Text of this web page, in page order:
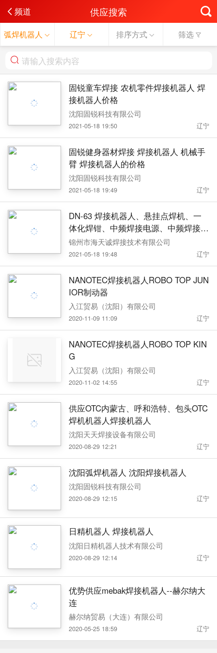
频道 供应搜索
弧焊机器人 辽宁 排序方式 筛选
固锐童车焊接 农机零件焊接机器人 焊
接机器人价格
沈阳固锐科技有限公司
2021-05-18 19:50 辽宁
固锐健身器材焊接 焊接机器人 机械手
臂 焊接机器人的价格
沈阳固锐科技有限公司
2021-05-18 19:49 辽宁
DN-63 焊接机器人、悬挂点焊机、一
体化焊钳、中频焊接电源、中频焊接电
源
锦州市海天诚焊接技术有限公司
2021-05-18 19:48 辽宁
NANOTEC焊接机器人ROBO TOP JUN
IOR制动器
入江贸易（沈阳）有限公司
2020-11-09 11:09 辽宁
NANOTEC焊接机器人ROBO TOP KIN
G
入江贸易（沈阳）有限公司
2020-11-02 14:55 辽宁
供应OTC内蒙古、呼和浩特、包头OTC
焊机机器人焊接机器人
沈阳天天焊接设备有限公司
2020-08-29 12:21 辽宁
沈阳弧焊机器人 沈阳焊接机器人
沈阳固锐科技有限公司
2020-08-29 12:15 辽宁
日精机器人 焊接机器人
沈阳日精机器人技术有限公司
2020-08-29 12:14 辽宁
优势供应mebak焊接机器人--赫尔纳大
连
赫尔纳贸易（大连）有限公司
2020-05-25 18:59 辽宁